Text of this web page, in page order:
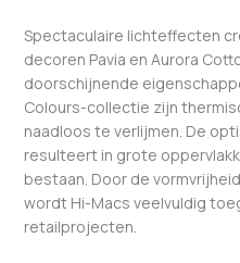
Spectaculaire lichteffecten
decoren Pavia en Aurora
doorschijnende
Colours-collectie zijn
naadloos te verlijmen. De
resulteert in grote
bestaan. Door de
wordt Hi-Macs veelvuldig
retailprojecten.